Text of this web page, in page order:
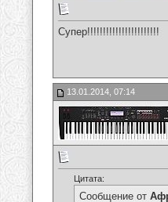
Супер!!!!!!!!!!!!!!!!!!!!!!!
13.01.2014, 07:14
Цитата:
Сообщение от